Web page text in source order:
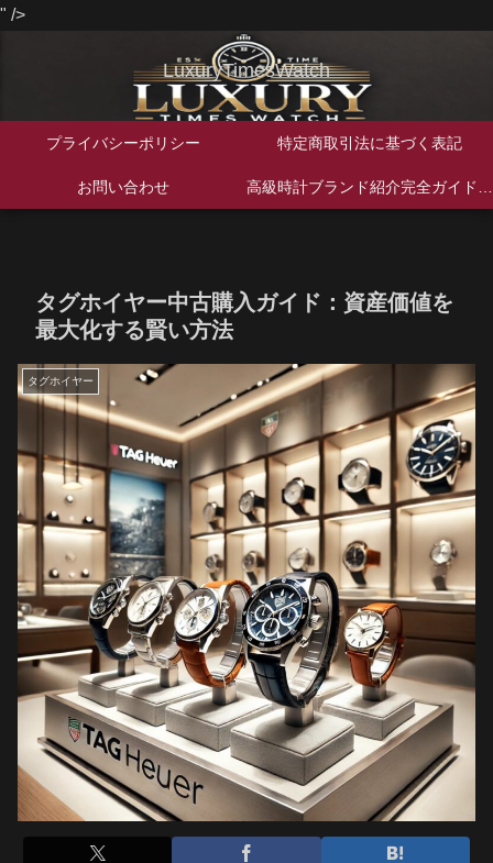
" />
LuxuryTimesWatch
プライバシーポリシー 特定商取引法に基づく表記
お問い合わせ
タグホイヤー中古購入ガイド：資産価値を
最大化する賢い方法
タグホイヤー